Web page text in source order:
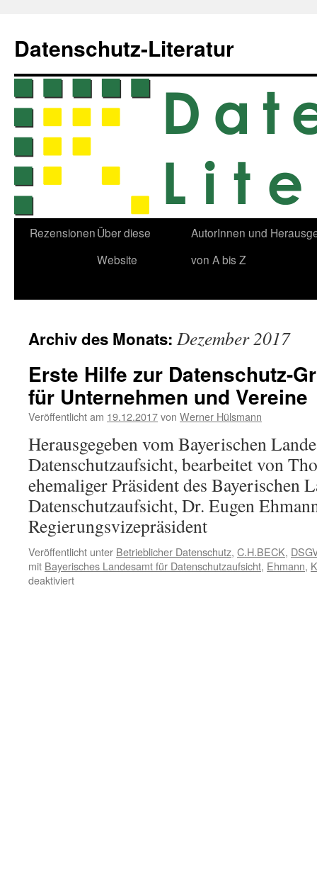
springen
Datenschutz-Literatur
RezensionenÜber diese
Website
AutorInnen und
von A bis Z
Archiv des Monats: Dezember 2017
Erste Hilfe zur Datenschutz-
für Unternehmen und Vereine
Veröffentlicht am 19.12.2017von Werner Hülsmann
Herausgegeben vom Bayerischen
Datenschutzaufsicht, bearbeitet von
ehemaliger Präsident des Bayerischen
Datenschutzaufsicht, Dr. Eugen
Regierungsvizepräsident
Veröffentlicht unter Betrieblicher Datenschutz, C.H.BECK,
mit Bayerisches Landesamt für Datenschutzaufsicht, Ehmann,
deaktiviertfür